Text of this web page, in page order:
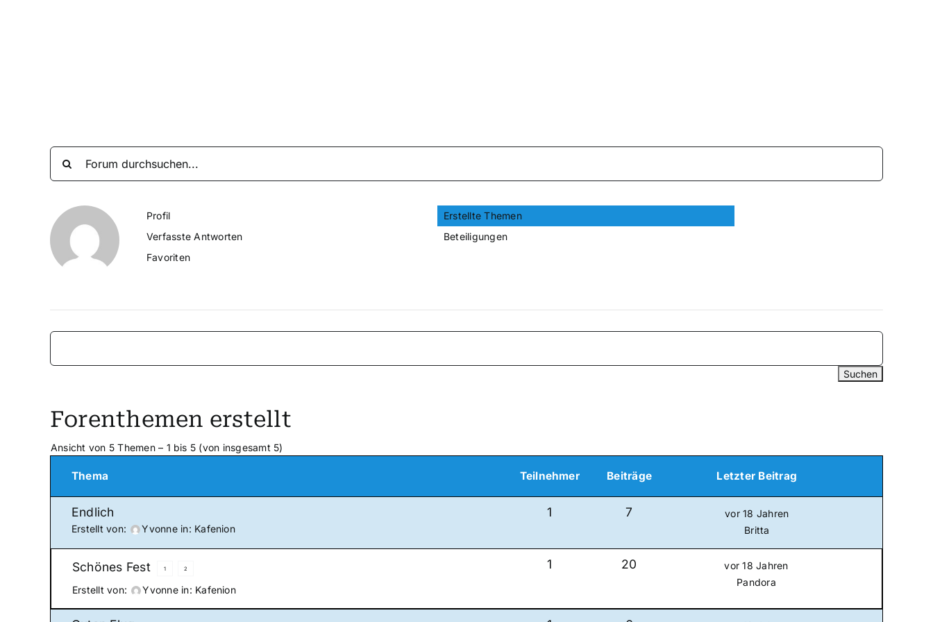
Profil
Erstellte Themen
Verfasste Antworten
Beteiligungen
Favoriten
Forenthemen erstellt
Ansicht von 5 Themen – 1 bis 5 (von insgesamt 5)
Thema Teilnehmer Beiträge Letzter Beitrag
Endlich
Erstellt von: Yvonne in: Kafenion
1 7
vor 18 Jahren
Britta
Schönes Fest 1 2
Erstellt von: Yvonne in: Kafenion
1 20
vor 18 Jahren
Pandora